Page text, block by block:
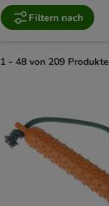
Filtern nach
1 - 48 von 209 Produkte